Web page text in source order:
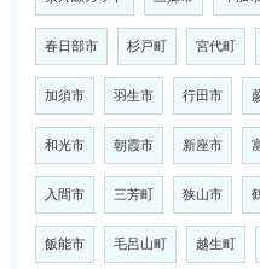
春日部市 杉戸町 宮代町
加須市 羽生市 行田市
和光市 朝霞市 新座市
入間市 三芳町 狭山市
飯能市 毛呂山町 越生町